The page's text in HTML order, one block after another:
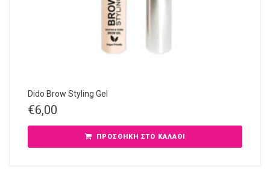
Dido Brow Styling Gel
€6,00
ΠΡΟΣΘΉΚΗ ΣΤΟ ΚΑΛΆΘΙ